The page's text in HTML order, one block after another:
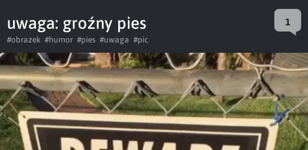
uwaga: groźny pies 1
#obrazek #humor #pies #uwaga #pic